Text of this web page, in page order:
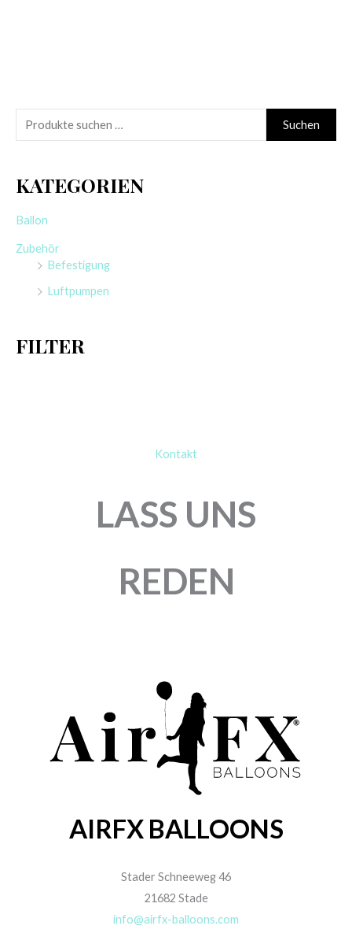
u
h
n
Suchen
KATEGORIEN
Ballon
Zubehör
Befestigung
Luftpumpen
FILTER
Kontakt
LASS UNS
REDEN
AIRFX BALLOONS
Stader Schneeweg 46
21682 Stade
info@airfx-balloons.com